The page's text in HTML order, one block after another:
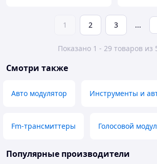
1 2 3 ...
Показано 1 - 29 товаров из
Смотри также
Авто модулятор Инструменты и
Fm-трансмиттеры Голосовой
Популярные производители